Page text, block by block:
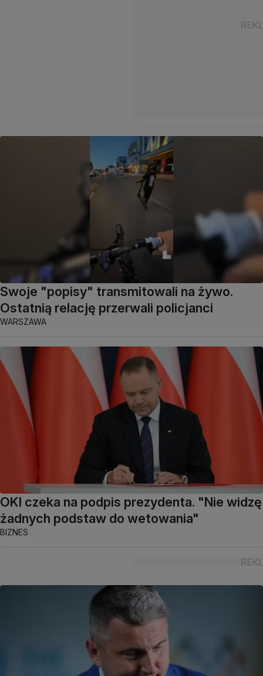
Swoje "popisy" transmitowali na żywo.
Ostatnią relację przerwali policjanci
WARSZAWA
OKI czeka na podpis prezydenta. "Nie widzę
żadnych podstaw do wetowania"
BIZNES